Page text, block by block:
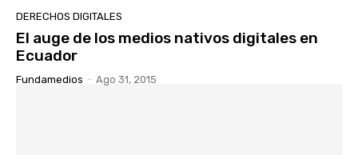
DERECHOS DIGITALES
El auge de los medios nativos digitales en
Ecuador
Fundamedios - Ago 31, 2015